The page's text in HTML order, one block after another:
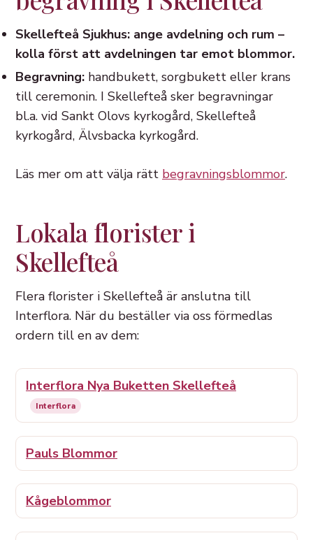
Skellefteå Sjukhus: ange avdelning och rum –
kolla först att avdelningen tar emot blommor.
Begravning: handbukett, sorgbukett eller krans
till ceremonin. I Skellefteå sker begravningar
bl.a. vid Sankt Olovs kyrkogård, Skellefteå
kyrkogård, Älvsbacka kyrkogård.
Läs mer om att välja rätt begravningsblommor.
Lokala florister i
Skellefteå
Flera florister i Skellefteå är anslutna till
Interflora. När du beställer via oss förmedlas
ordern till en av dem:
Interflora Nya Buketten Skellefteå
Interflora
Pauls Blommor
Kågeblommor